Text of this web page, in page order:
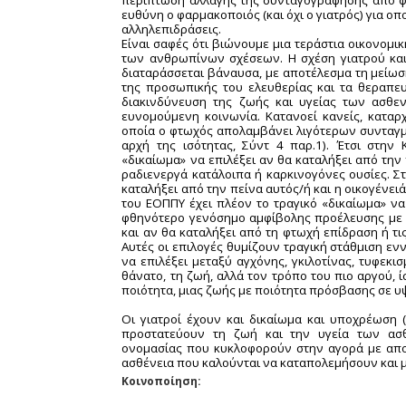
ευθύνη ο φαρμακοποιός (και όχι ο γιατρός) για
αλληλεπιδράσεις.
Είναι σαφές ότι βιώνουμε μια τεράστια
των ανθρωπίνων σχέσεων. Η σχέση γιατρού
διαταράσσεται βάναυσα, με αποτέλεσμα τη
της προσωπικής του ελευθερίας και τα
διακινδύνευση της ζωής και υγείας των
ευνομούμενη κοινωνία. Κατανοεί κανείς,
οποία ο φτωχός απολαμβάνει λιγότερων
αρχή της ισότητας, Σύντ 4 παρ.1). Έτσι στην
«δικαίωμα» να επιλέξει αν θα καταλήξει από
ραδιενεργά κατάλοιπα ή καρκινογόνες ουσίες.
καταλήξει από την πείνα αυτός/ή και η
του ΕΟΠΠΥ έχει πλέον το τραγικό «δικαίωμα»
φθηνότερο γενόσημο αμφίβολης προέλευσης με
και αν θα καταλήξει από τη φτωχή επίδραση ή
Αυτές οι επιλογές θυμίζουν τραγική στάθμιση
να επιλέξει μεταξύ αγχόνης, γκιλοτίνας,
θάνατο, τη ζωή, αλλά τον τρόπο του πιο αργού,
ποιότητα, μιας ζωής με ποιότητα πρόσβασης σε
Οι γιατροί έχουν και δικαίωμα και
προστατεύουν τη ζωή και την υγεία των
ονομασίας που κυκλοφορούν στην αγορά με
ασθένεια που καλούνται να καταπολεμήσουν και
Κοινοποίηση: